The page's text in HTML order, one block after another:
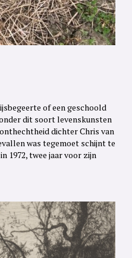
of een geschoold
dit soort levenskunsten
dichter Chris van
was tegemoet schijnt te
1972, twee jaar voor zijn